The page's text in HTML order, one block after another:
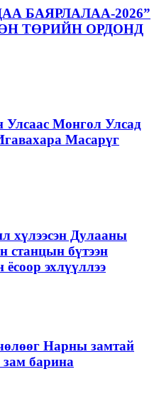
БАЯРЛАЛАА-2026”
ТӨРИЙН ОРДОНД
Монгол Улсад
Масарүг
хүлээсэн Дулааны
станцын бүтээн
эхлүүллээ
Нарны замтай
зам барина